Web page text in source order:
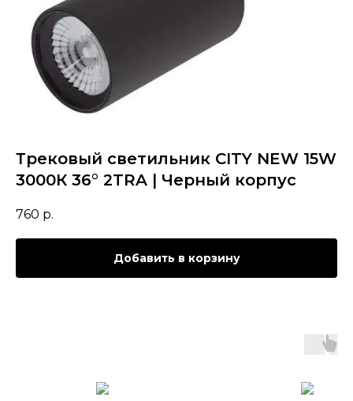
Трековый светильник CITY NEW 15W
3000К 36° 2TRA | Черный корпус
760 р.
Добавить в корзину